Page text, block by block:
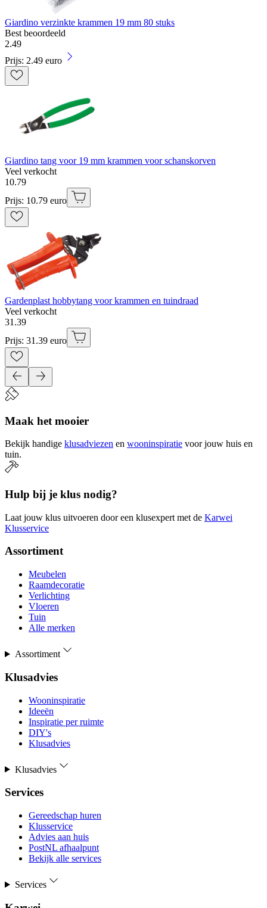
Giardino verzinkte krammen 19 mm 80 stuks
Best beoordeeld
2.49
Prijs: 2.49 euro
Giardino tang voor 19 mm krammen voor schanskorven
Veel verkocht
10.79
Prijs: 10.79 euro
Gardenplast hobbytang voor krammen en tuindraad
Veel verkocht
31 .39
Prijs: 31.39 euro
Maak het mooier
Bekijk handige klusadviezen en wooninspiratie voor jouw huis en
tuin.
Hulp bij je klus nodig?
Laat jouw klus uitvoeren door een klusexpert met de Karwei
Klusservice
Assortiment
Meubelen
Raamdecoratie
Verlichting
Vloeren
Tuin
Alle merken
Assortiment
Klusadvies
Wooninspiratie
Ideeën
Inspiratie per ruimte
DIY's
Klusadvies
Klusadvies
Services
Gereedschap huren
Klusservice
Advies aan huis
PostNL afhaalpunt
Bekijk alle services
Services